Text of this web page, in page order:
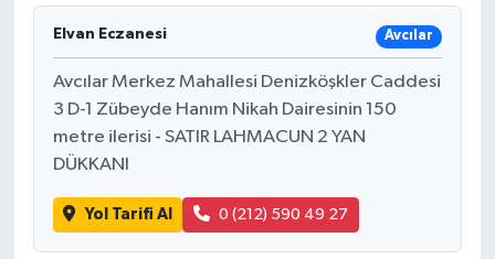
Elvan Eczanesi Avcılar
Avcılar Merkez Mahallesi Denizköşkler Caddesi
3 D-1 Zübeyde Hanım Nikah Dairesinin 150
metre ilerisi - SATIR LAHMACUN 2 YAN
DÜKKANI
Yol Tarifi Al 0 (212) 590 49 27